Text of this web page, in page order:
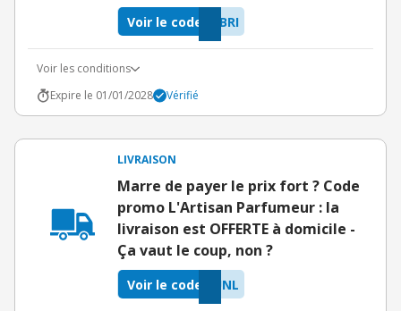
BRI
Voir le code
Voir les conditions
Expire le 01/01/2028
Vérifié
LIVRAISON
Marre de payer le prix fort ? Code
promo L'Artisan Parfumeur : la
livraison est OFFERTE à domicile -
Ça vaut le coup, non ?
UNL
Voir le code